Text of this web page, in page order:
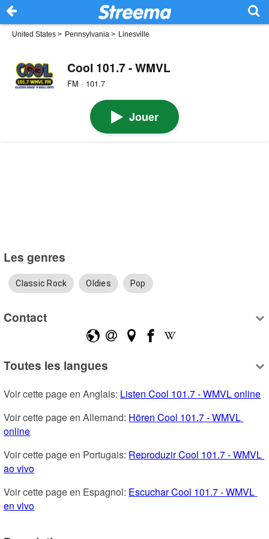
United States > Pennsylvania > Linesville
Cool 101.7 - WMVL
FM · 101.7
Jouer
Les genres
Classic Rock Oldies Pop
Contact
Toutes les langues
Voir cette page en Anglais: Listen Cool 101.7 - WMVL online
Voir cette page en Allemand: Hören Cool 101.7 - WMVL
online
Voir cette page en Portugais: Reproduzir Cool 101.7 - WMVL
ao vivo
Voir cette page en Espagnol: Escuchar Cool 101.7 - WMVL
en vivo